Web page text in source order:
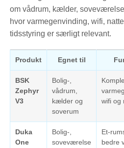
om vådrum, kælder,
hvor varmegenvinding, wifi,
tidsstyring er særligt relevant.
Produkt Egnet til
BSK
Zephyr
V3
Bolig-,
vådrum,
kælder og
soverum
wifi og
Duka
One
Bolig-,
soveværelse
Et-
bedre